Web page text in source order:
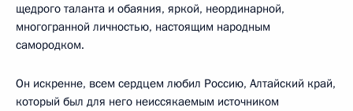
щедрого таланта и обаяния, яркой, неординарной,
многогранной личностью, настоящим народным
самородком.
Он искренне, всем сердцем любил Россию, Алтайский край,
который был для него неиссякаемым источником